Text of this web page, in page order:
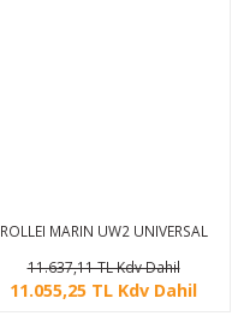
ROLLEI MARIN UW2 UNIVERSAL
KAMERA KUTUSU
11.637,11 TL Kdv Dahil
11.055,25 TL Kdv Dahil